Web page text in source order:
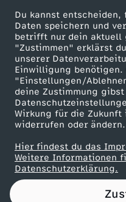
Du kannst
Daten speichern und
betrifft nur dein aktuell
"Zustimmen" erklärst
unserer
Einwilligung benötigen.
"Einstellungen/
deine Zustimmung
Wirkung für die Zukunft
widerrufen oder ändern.
Hier findest du das
Weitere Informationen
Datenschutzerklärung.
h
u
s
s
:
"
ZDF goes Schule
Werbefernsehen
Mainzelmännchen
Partner